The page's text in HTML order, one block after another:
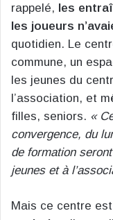
rappelé, les
les joueurs
quotidien. Le
commune, un
les jeunes du
l’association, et
filles, seniors. «
convergence, du
de formation
jeunes et à
Mais ce centre